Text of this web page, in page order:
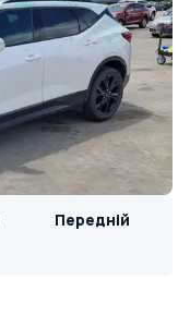
Передній